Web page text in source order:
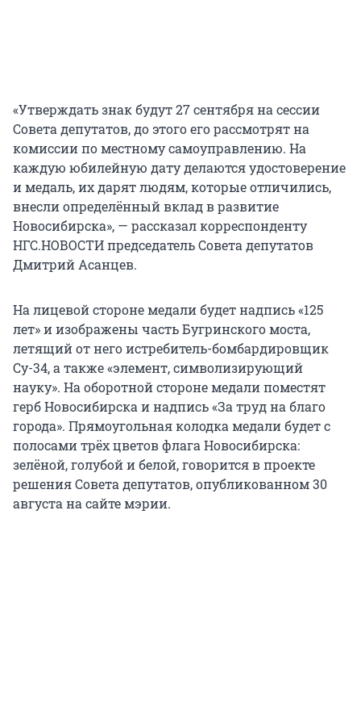
«Утверждать знак будут 27 сентября на сессии
Совета депутатов, до этого его рассмотрят на
комиссии по местному самоуправлению. На
каждую юбилейную дату делаются удостоверение
и медаль, их дарят людям, которые отличились,
внесли определённый вклад в развитие
Новосибирска», — рассказал корреспонденту
НГС.НОВОСТИ председатель Совета депутатов
Дмитрий Асанцев.
На лицевой стороне медали будет надпись «125
лет» и изображены часть Бугринского моста,
летящий от него истребитель-бомбардировщик
Су-34, а также «элемент, символизирующий
науку». На оборотной стороне медали поместят
герб Новосибирска и надпись «За труд на благо
города». Прямоугольная колодка медали будет с
полосами трёх цветов флага Новосибирска:
зелёной, голубой и белой, говорится в проекте
решения Совета депутатов, опубликованном 30
августа на сайте мэрии.